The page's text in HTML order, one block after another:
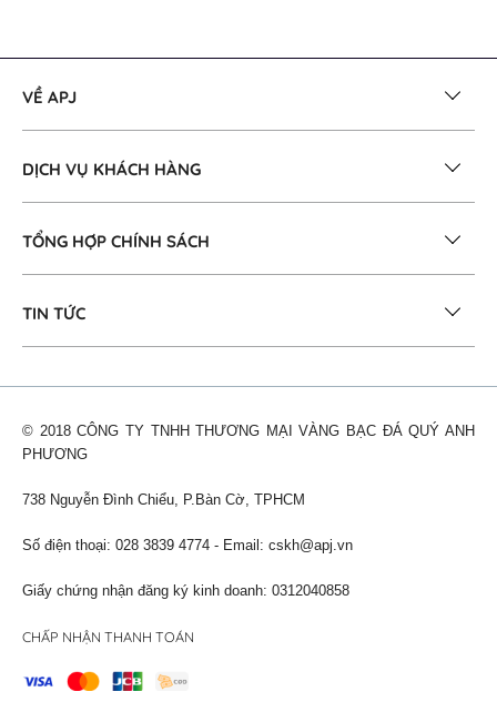
VỀ APJ
DỊCH VỤ KHÁCH HÀNG
TỔNG HỢP CHÍNH SÁCH
TIN TỨC
© 2018 CÔNG TY TNHH THƯƠNG MẠI VÀNG BẠC ĐÁ QUÝ ANH
PHƯƠNG
738 Nguyễn Đình Chiểu, P.Bàn Cờ, TPHCM
Số điện thoại: 028 3839 4774 - Email: cskh@apj.vn
Giấy chứng nhận đăng ký kinh doanh: 0312040858
CHẤP NHẬN THANH TOÁN